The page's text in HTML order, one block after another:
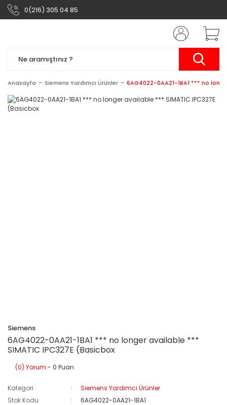
0(216) 305 04 85
Anasayfa Siemens Yardımcı Ürünler 6AG4022-0AA21-1BA1 *** no
Siemens
6AG4022-0AA21-1BA1 *** no longer available ***
SIMATIC IPC327E (Basicbox
(0) Yorum - 0 Puan
Kategori
Siemens Yardımcı Ürünler
Stok Kodu
6AG4022-0AA21-1BA1